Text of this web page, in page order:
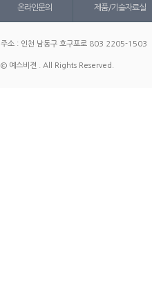
온라인문의 제품/기술자료실
주소 : 인천 남동구 호구포로 803 2205-1503
© 예스비젼 . All Rights Reserved.